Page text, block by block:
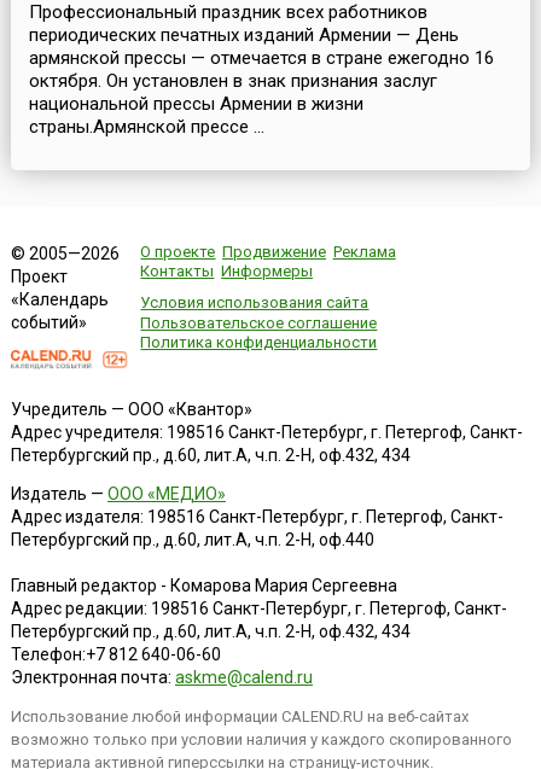
Профессиональный праздник всех работников
периодических печатных изданий Армении — День
армянской прессы — отмечается в стране ежегодно 16
октября. Он установлен в знак признания заслуг
национальной прессы Армении в жизни
страны.Армянской прессе ...
© 2005—2026
Проект
«Календарь
событий»
О проекте Продвижение Реклама
Контакты Информеры
Условия использования сайта
Пользовательское соглашение
Политика конфиденциальности
Учредитель — ООО «Квантор»
Адрес учредителя: 198516 Санкт-Петербург, г. Петергоф, Санкт-
Петербургский пр., д.60, лит.А, ч.п. 2-Н, оф.432, 434
Издатель — ООО «МЕДИО»
Адрес издателя: 198516 Санкт-Петербург, г. Петергоф, Санкт-
Петербургский пр., д.60, лит.А, ч.п. 2-Н, оф.440
Главный редактор - Комарова Мария Сергеевна
Адрес редакции: 198516 Санкт-Петербург, г. Петергоф, Санкт-
Петербургский пр., д.60, лит.А, ч.п. 2-Н, оф.432, 434
Телефон:+7 812 640-06-60
Электронная почта: askme@calend.ru
Использование любой информации CALEND.RU на веб-сайтах
возможно только при условии наличия у каждого скопированного
материала активной гиперссылки на страницу-источник.